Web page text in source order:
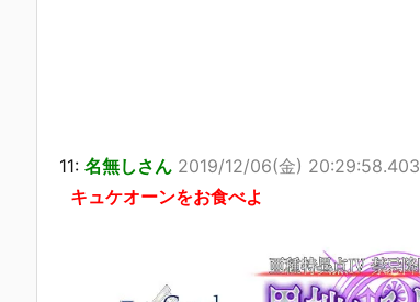
11: 名無しさん 2019/12/06(金) 20:29:58.403
キュケオーンをお食べよ